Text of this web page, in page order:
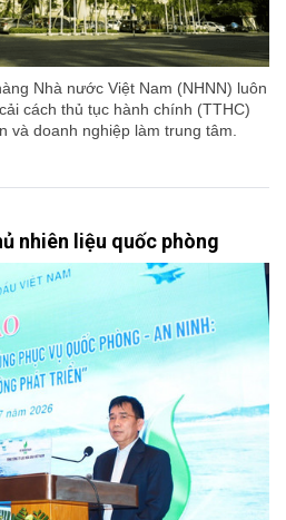
Nhà nước Việt Nam (NHNN) luôn
cách thủ tục hành chính (TTHC)
và doanh nghiệp làm trung tâm.
nhiên liệu quốc phòng